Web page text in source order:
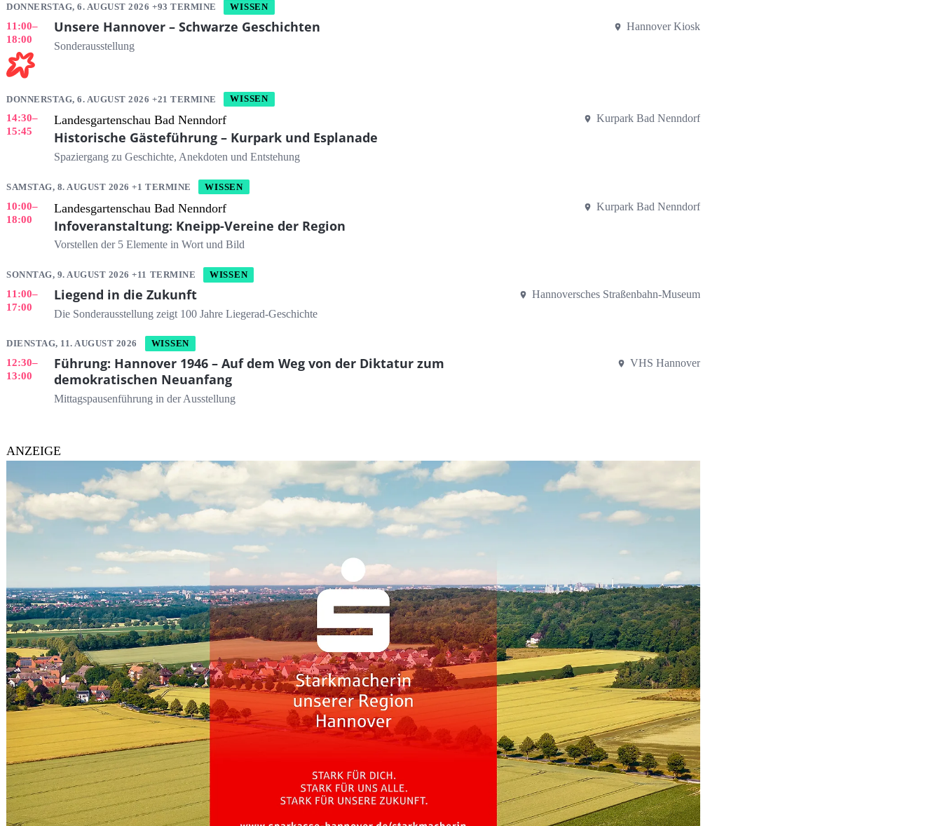
DONNERSTAG, 6. AUGUST 2026 +93 TERMINE WISSEN
11:00–
18:00
Unsere Hannover – Schwarze Geschichten
Sonderausstellung
Hannover Kiosk
DONNERSTAG, 6. AUGUST 2026 +21 TERMINE WISSEN
14:30–
15:45
Landesgartenschau Bad Nenndorf
Historische Gästeführung – Kurpark und Esplanade
Spaziergang zu Geschichte, Anekdoten und Entstehung
Kurpark Bad Nenndorf
SAMSTAG, 8. AUGUST 2026 +1 TERMINE WISSEN
10:00–
18:00
Landesgartenschau Bad Nenndorf
Infoveranstaltung: Kneipp-Vereine der Region
Vorstellen der 5 Elemente in Wort und Bild
Kurpark Bad Nenndorf
SONNTAG, 9. AUGUST 2026 +11 TERMINE WISSEN
11:00–
17:00
Liegend in die Zukunft
Die Sonderausstellung zeigt 100 Jahre Liegerad-Geschichte
Hannoversches Straßenbahn-Museum
DIENSTAG, 11. AUGUST 2026 WISSEN
12:30–
13:00
Führung: Hannover 1946 – Auf dem Weg von der Diktatur zum
demokratischen Neuanfang
Mittagspausenführung in der Ausstellung
VHS Hannover
ANZEIGE